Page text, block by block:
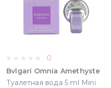
0
Bvlgari Omnia Amethyste
Туалетная вода 5 ml Mini